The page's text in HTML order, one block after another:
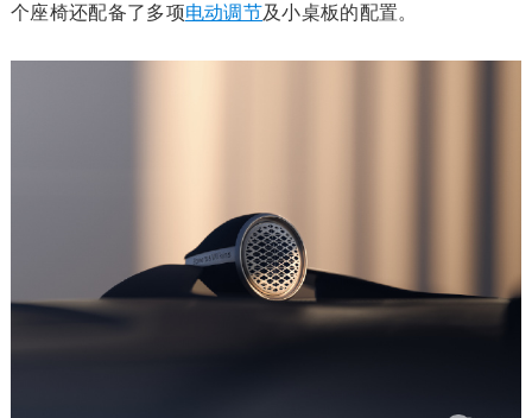
个座椅还配备了多项电动调节及小桌板的配置。